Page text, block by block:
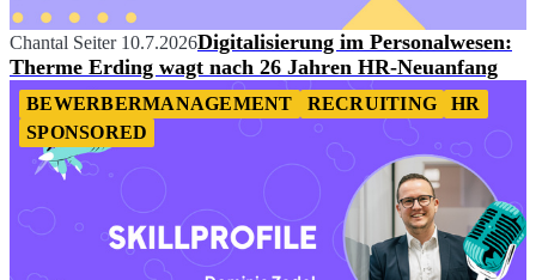
Chantal Seiter 10.7.2026Digitalisierung im Personalwesen:
Therme Erding wagt nach 26 Jahren HR-Neuanfang
BEWERBERMANAGEMENT RECRUITING
HR
SPONSORED